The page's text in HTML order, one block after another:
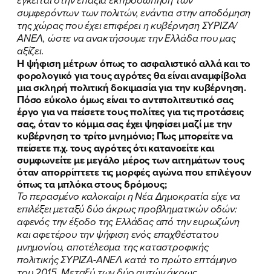
συμφερόντων των πολιτών, ενάντια στην αποδόμηση
της χώρας που έχει επιφέρει η κυβέρνηση ΣΥΡΙΖΑ/
ΑΝΕΛ, ώστε να ανακτήσουμε την Ελλάδα που μας
αξίζει.
Η ψήφιση μέτρων όπως το ασφαλιστικό αλλά και το
φορολογικό για τους αγρότες θα είναι αναμφίβολα
μια σκληρή πολιτική δοκιμασία για την κυβέρνηση.
Πόσο εύκολο όμως είναι το αντιπολιτευτικό σας
έργο για να πείσετε τους πολίτες για τις προτάσεις
σας, όταν το κόμμα σας έχει ψηφίσει μαζί με την
κυβέρνηση το τρίτο μνημόνιο; Πως μπορείτε να
πείσετε π.χ. τους αγρότες ότι κατανοείτε και
συμφωνείτε με μεγάλο μέρος των αιτημάτων τους
όταν απορρίπτετε τις μορφές αγώνα που επιλέγουν
όπως τα μπλόκα στους δρόμους;
Το περασμένο καλοκαίρι η Νέα Δημοκρατία είχε να
επιλέξει μεταξύ δύο άκρως προβληματικών οδών:
αφενός την έξοδο της Ελλάδας από την ευρωζώνη
και αφετέρου την ψήφιση ενός επαχθέστατου
μνημονίου, αποτέλεσμα της καταστροφικής
πολιτικής ΣΥΡΙΖΑ-ΑΝΕΛ κατά το πρώτο επτάμηνο